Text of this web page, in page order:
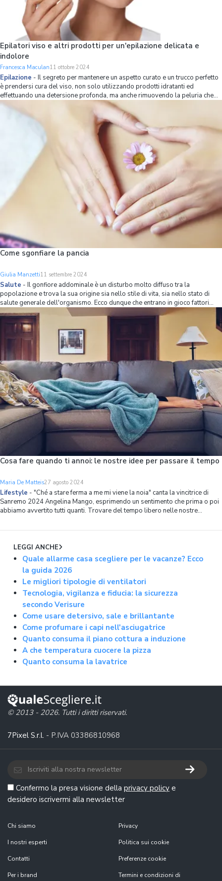
Epilatori viso e altri prodotti per un'epilazione delicata e
indolore
Francesca Maculan11 ottobre 2024
Epilazione - Il segreto per mantenere un aspetto curato e un trucco perfetto
è prendersi cura del viso, non solo utilizzando prodotti idratanti ed
effettuando una detersione profonda, ma anche rimuovendo la peluria che
interessa alcune aree del volto. L'arcata sopraccigliare e i baffetti, in
particolare, tendon
Come sgonfiare la pancia
Giulia Manzetti11 settembre 2024
Salute - Il gonfiore addominale è un disturbo molto diffuso tra la
popolazione e trova la sua origine sia nello stile di vita, sia nello stato di
salute generale dell'organismo. Ecco dunque che entrano in gioco fattori
quali la dieta, la pratica o meno di esercizio fisico, la tipologia di lavoro che
si svol
Cosa fare quando ti annoi: le nostre idee per passare il tempo
Maria De Matteis27 agosto 2024
Lifestyle - "Ché a stare ferma a me mi viene la noia" canta la vincitrice di
Sanremo 2024 Angelina Mango, esprimendo un sentimento che prima o poi
abbiamo avvertito tutti quanti. Trovare del tempo libero nelle nostre
sappiamo co
LEGGI ANCHE
Quale allarme casa scegliere per le vacanze? Ecco
la guida 2026
Le migliori tipologie di ventilatori
Tecnologia, vigilanza e fiducia: la sicurezza
secondo Verisure
Come usare detersivo, sale e brillantante
Come profumare i capi nell'asciugatrice
Quanto consuma il piano cottura a induzione
A che temperatura cuocere la pizza
Quanto consuma la lavatrice
© 2013 - 2026. Tutti i diritti riservati.
7Pixel S.r.l. - P.IVA 03386810968
Confermo la presa visione della privacy policy e
desidero iscrivermi alla newsletter
Chi siamo
I nostri esperti
Contatti
Per i brand
Privacy
Politica sui cookie
Preferenze cookie
Termini e condizioni di